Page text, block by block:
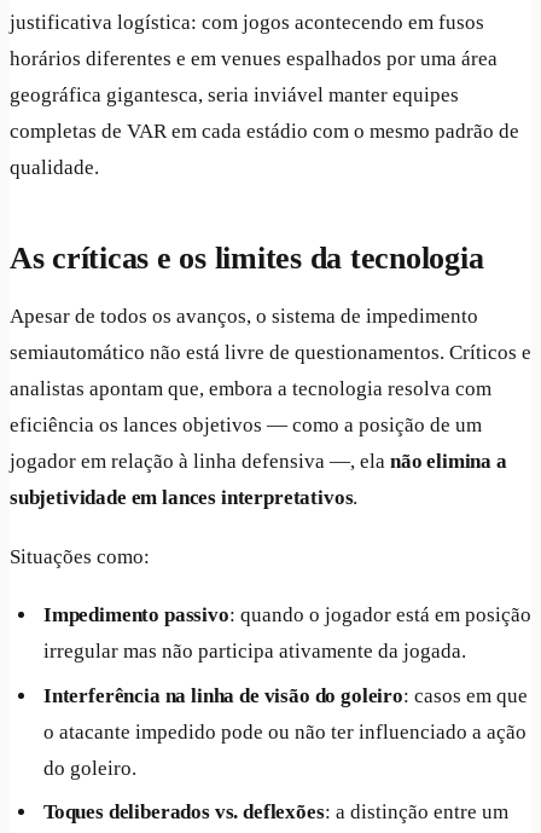
justificativa logística: com jogos acontecendo em fusos
horários diferentes e em venues espalhados por uma área
geográfica gigantesca, seria inviável manter equipes
completas de VAR em cada estádio com o mesmo padrão de
qualidade.
As críticas e os limites da tecnologia
Apesar de todos os avanços, o sistema de impedimento
semiautomático não está livre de questionamentos. Críticos e
analistas apontam que, embora a tecnologia resolva com
eficiência os lances objetivos — como a posição de um
jogador em relação à linha defensiva —, ela não elimina a
subjetividade em lances interpretativos.
Situações como:
Impedimento passivo: quando o jogador está em posição
irregular mas não participa ativamente da jogada.
Interferência na linha de visão do goleiro: casos em que
o atacante impedido pode ou não ter influenciado a ação
do goleiro.
Toques deliberados vs. deflexões: a distinção entre um